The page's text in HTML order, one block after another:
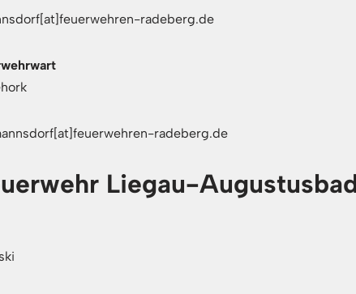
radeberg.de
radeberg.de
Liegau-